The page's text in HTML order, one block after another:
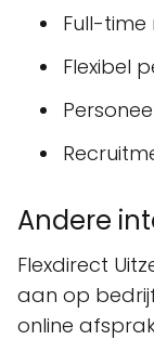
Full-time
Flexibel
Andere
Flexdirect
aan op
online